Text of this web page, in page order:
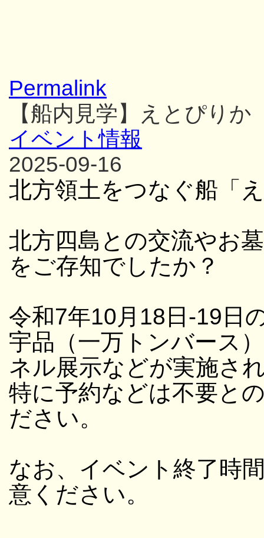
Permalink
【船内見学】えとぴりか
イベント情報
2025-09-16
北方領土をつなぐ船「
北方四島との交流やお
をご存知でしたか？
令和7年10月18日-19日
宇品（一万トンバース
ネル展示などが実施さ
特に予約などは不要と
ださい。
なお、イベント終了時
意ください。